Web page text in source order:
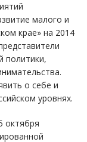
малого и
крае» на 2014
политики,
о себе и
уровнях.
октября